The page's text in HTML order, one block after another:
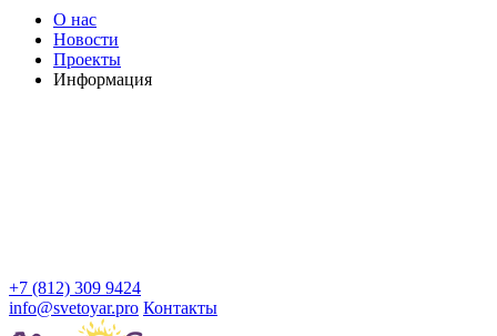
О нас
Новости
Проекты
Информация
+7 (812) 309 9424
info@svetoyar.pro Контакты